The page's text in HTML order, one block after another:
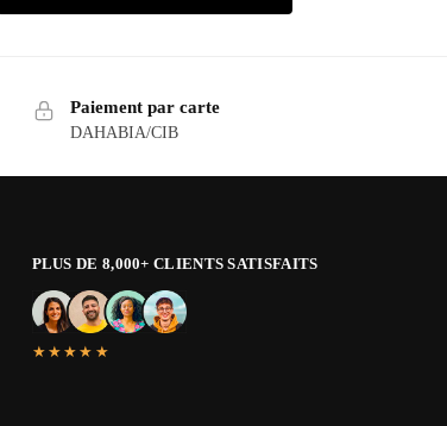
Paiement par carte
DAHABIA/CIB
PLUS DE 8,000+ CLIENTS SATISFAITS
★★★★★